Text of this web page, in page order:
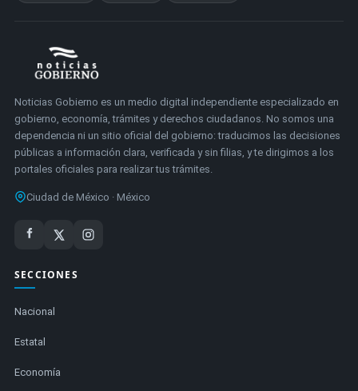
Noticias Gobierno es un medio digital independiente especializado en
gobierno, economía, trámites y derechos ciudadanos. No somos una
dependencia ni un sitio oficial del gobierno: traducimos las decisiones
públicas a información clara, verificada y sin filias, y te dirigimos a los
portales oficiales para realizar tus trámites.
Ciudad de México · México
SECCIONES
Nacional
Estatal
Economía